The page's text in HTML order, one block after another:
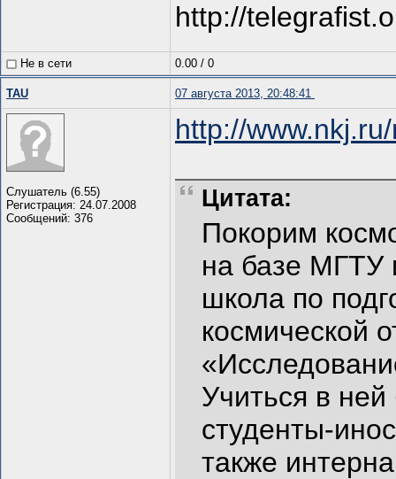
http://
Не в сети 0.00 / 0
TAU 07 августа 2013, 20:48:41
Слушатель (6.55)
Регистрация: 24.07.2008
Сообщений: 376
http://
Цитата:
Покорим
на базе МГТУ
школа по
космической
Учиться в ней
студенты-
также